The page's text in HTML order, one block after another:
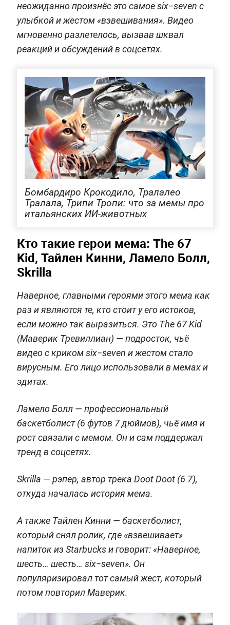
неожиданно произнёс это самое six−seven с
улыбкой и жестом «взвешивания». Видео
мгновенно разлетелось, вызвав шквал
реакций и обсуждений в соцсетях.
Бомбардиро Кроко­дило, Тралалео
Тралала, Трипи Тропи: что за мемы про
итальянских ИИ-животных
Кто такие герои мема: The 67
Kid, Тайлен Кинни, Ламело Болл,
Skrilla
Наверное, главными героями этого мема как
раз и являются те, кто стоит у его истоков,
если можно так выразиться. Это The 67 Kid
(Маверик Тревиллиан) — подросток, чьё
видео с криком six−seven и жестом стало
вирусным. Его лицо использовали в мемах и
эдитах.
Ламело Болл — профессиональный
баскетболист (6 футов 7 дюймов), чьё имя и
рост связали с мемом. Он и сам поддержал
тренд в соцсетях.
Skrilla — рэпер, автор трека Doot Doot (6 7),
откуда началась история мема.
А также Тайлен Кинни — баскетболист,
который снял ролик, где «взвешивает»
напиток из Starbucks и говорит: «Наверное,
шесть… шесть… six−seven». Он
популяризировал тот самый жест, который
потом повторил Маверик.